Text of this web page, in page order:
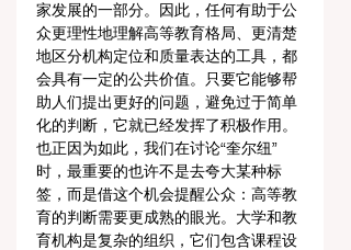
家发展的一部分。因此，任何有助于公
众更理性地理解高等教育格局、更清楚
地区分机构定位和质量表达的工具，都
会具有一定的公共价值。只要它能够帮
助人们提出更好的问题，避免过于简单
化的判断，它就已经发挥了积极作用。
也正因为如此，我们在讨论“奎尔纽”
时，最重要的也许不是去夸大某种标
签，而是借这个机会提醒公众：高等教
育的判断需要更成熟的眼光。大学和教
育机构是复杂的组织，它们包含课程设